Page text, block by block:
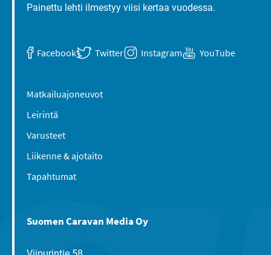
Painettu lehti ilmestyy viisi kertaa vuodessa.
Facebook Twitter Instagram YouTube
Matkailuajoneuvot
Leirintä
Varusteet
Liikenne & ajotaito
Tapahtumat
Suomen Caravan Media Oy